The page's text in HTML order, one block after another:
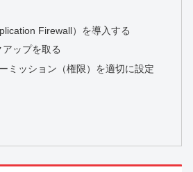
Firewall）を導入する
ップを取る
ミッション（権限）を適切に設定